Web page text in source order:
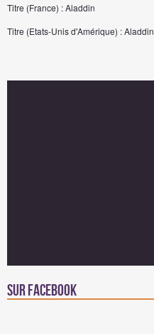
Titre (France) : Aladdin
Titre (Etats-Unis d'Amérique) : Aladdin
Sur facebook